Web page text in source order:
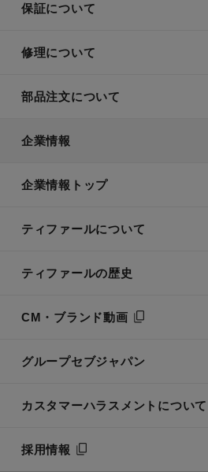
保証について
修理について
部品注文について
企業情報
企業情報トップ
ティファールについて
ティファールの歴史
CM・ブランド動画
グループセブジャパン
カスタマーハラスメントについて
採用情報